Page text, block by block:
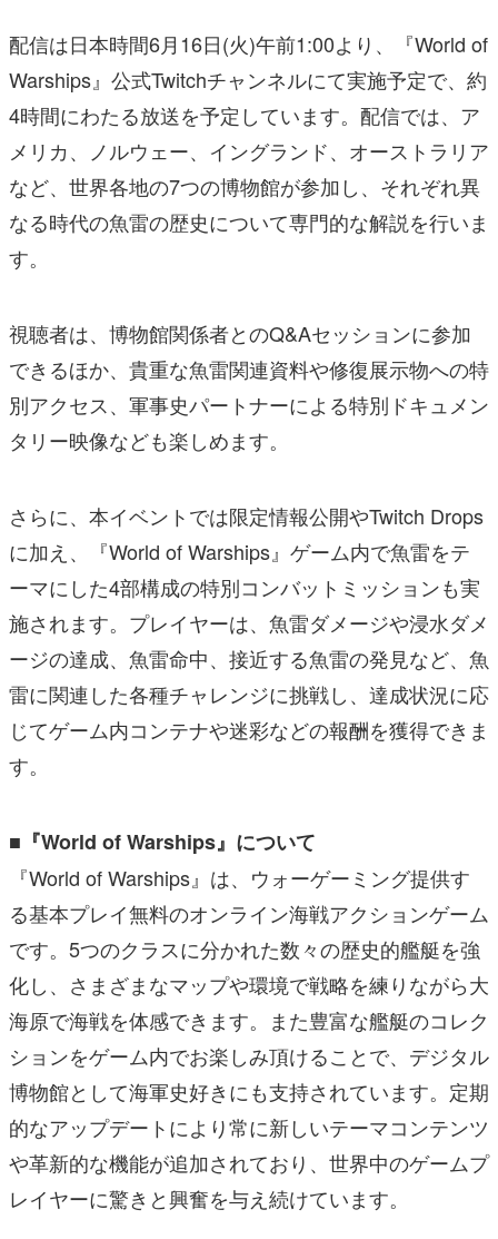
配信は日本時間6月16日(火)午前1:00より、『World of
Warships』公式Twitchチャンネルにて実施予定で、約
4時間にわたる放送を予定しています。配信では、ア
メリカ、ノルウェー、イングランド、オーストラリア
など、世界各地の7つの博物館が参加し、それぞれ異
なる時代の魚雷の歴史について専門的な解説を行いま
す。
視聴者は、博物館関係者とのQ&Aセッションに参加
できるほか、貴重な魚雷関連資料や修復展示物への特
別アクセス、軍事史パートナーによる特別ドキュメン
タリー映像なども楽しめます。
さらに、本イベントでは限定情報公開やTwitch Drops
に加え、『World of Warships』ゲーム内で魚雷をテ
ーマにした4部構成の特別コンバットミッションも実
施されます。プレイヤーは、魚雷ダメージや浸水ダメ
ージの達成、魚雷命中、接近する魚雷の発見など、魚
雷に関連した各種チャレンジに挑戦し、達成状況に応
じてゲーム内コンテナや迷彩などの報酬を獲得できま
す。
■『World of Warships』について
『World of Warships』は、ウォーゲーミング提供す
る基本プレイ無料のオンライン海戦アクションゲーム
です。5つのクラスに分かれた数々の歴史的艦艇を強
化し、さまざまなマップや環境で戦略を練りながら大
海原で海戦を体感できます。また豊富な艦艇のコレク
ションをゲーム内でお楽しみ頂けることで、デジタル
博物館として海軍史好きにも支持されています。定期
的なアップデートにより常に新しいテーマコンテンツ
や革新的な機能が追加されており、世界中のゲームプ
レイヤーに驚きと興奮を与え続けています。